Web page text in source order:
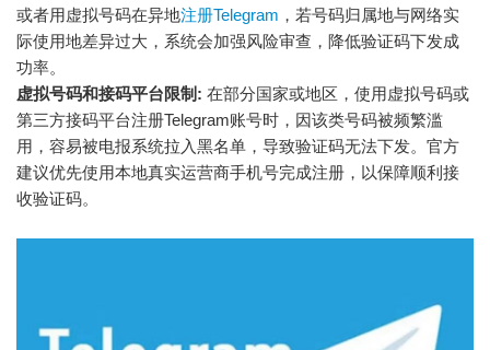
或者用虚拟号码在异地注册Telegram ，若号码归属地与网络实
际使用地差异过大，系统会加强风险审查，降低验证码下发成
功率。
虚拟号码和接码平台限制: 在部分国家或地区，使用虚拟号码或
第三方接码平台注册Telegram账号时，因该类号码被频繁滥
用，容易被电报系统拉入黑名单，导致验证码无法下发。官方
建议优先使用本地真实运营商手机号完成注册，以保障顺利接
收验证码。